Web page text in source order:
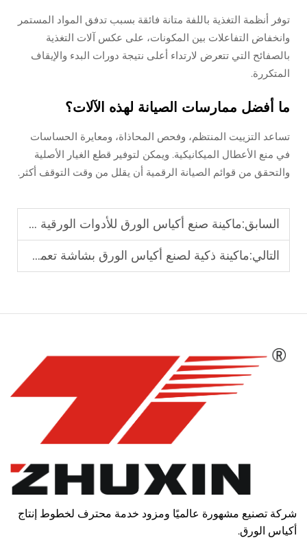
توفر أنظمة التغذية باللفة متانة فائقة بسبب تدفق المواد المستمر
وانخفاض التفاعلات بين المكونات، على عكس آلات التغذية
بالصفائح التي تتعرض لارتداء أعلى نتيجة دورات البدء والإيقاف
المتكررة.
ما أفضل ممارسات الصيانة لهذه الآلات؟
تساعد التزييت المنتظم، وفحص المحاذاة، ومعايرة الحساسات
في منع الأعطال الميكانيكية. ويمكن لتوفير قطع الغيار الأصلية
والتحقق من قوائم الصيانة الرقمية أن يقلل من وقت التوقف أكثر.
السابق:ماكينة صنع أكياس الورق للأدوات الورقية المطبوعة والفارغة
التالي:ماكينة ذكية لصنع أكياس الورق بشاشة تعمل باللمس
شركة تصنيع مشهورة عالميًا ومزود خدمة محترف لخطوط إنتاج
أكياس الورق.